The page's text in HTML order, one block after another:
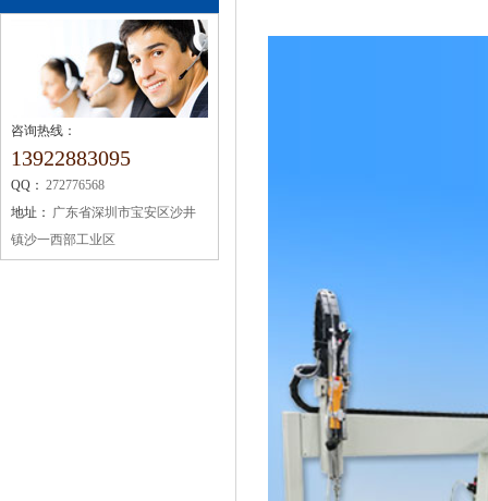
咨询热线：
13922883095
QQ： 272776568
地址： 广东省深圳市宝安区沙井
镇沙一西部工业区